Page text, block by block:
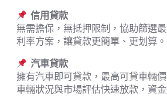
信用貸款
無需擔保，無抵押限制，協助篩選
利率方案，讓貸款更簡單、更划算。
汽車貸款
擁有汽車即可貸款，最高可貸車輛
車輛狀況與市場評估快速放款，資